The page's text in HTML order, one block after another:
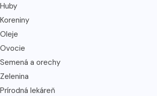
Huby
Koreniny
Oleje
Ovocie
Semená a orechy
Zelenina
Prírodná lekáreň